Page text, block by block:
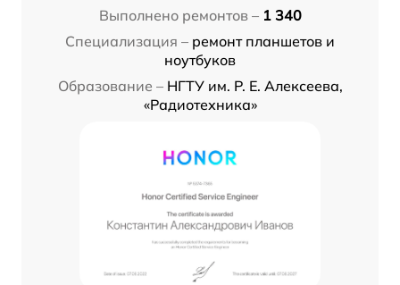
Выполнено ремонтов – 1 340
Специализация – ремонт планшетов и
ноутбуков
Образование – НГТУ им. Р. Е. Алексеева,
«Радиотехника»